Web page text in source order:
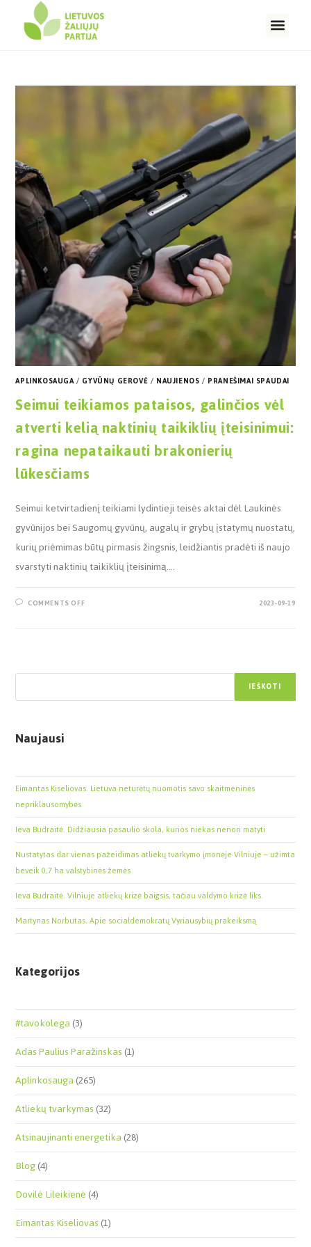
APLINKOSAUGA/ GYVŪNŲ GEROVĖ/ NAUJIENOS/ PRANEŠIMAI SPAUDAI
Seimui teikiamos pataisos, galinčios vėl
atverti kelią naktinių taikiklių įteisinimui:
ragina nepataikauti brakonierių
lūkesčiams
Seimui ketvirtadienį teikiami lydintieji teisės aktai dėl Laukinės
gyvūnijos bei Saugomų gyvūnų, augalų ir grybų įstatymų nuostatų,
kurių priėmimas būtų pirmasis žingsnis, leidžiantis pradėti iš naujo
svarstyti naktinių taikiklių įteisinimą.…
COMMENTS OFF 2023-09-19
IEŠKOTI
Naujausi
Eimantas Kiseliovas. Lietuva neturėtų nuomotis savo skaitmeninės
nepriklausomybės
Ieva Budraitė. Didžiausia pasaulio skola, kurios niekas nenori matyti
Nustatytas dar vienas pažeidimas atliekų tvarkymo įmonėje Vilniuje – užimta
beveik 0,7 ha valstybinės žemės
Ieva Budraitė. Vilniuje atliekų krizė baigsis, tačiau valdymo krizė liks.
Martynas Norbutas. Apie socialdemokratų Vyriausybių prakeiksmą
Kategorijos
#tavokolega(3)
Adas Paulius Paražinskas(1)
Aplinkosauga(265)
Atliekų tvarkymas(32)
Atsinaujinanti energetika(28)
Blog(4)
Dovilė Lileikienė(4)
Eimantas Kiseliovas(1)